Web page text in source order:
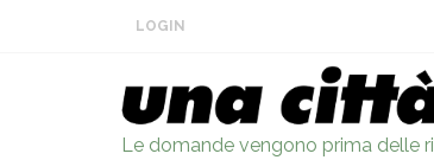
LOGIN
Le domande vengono prima delle